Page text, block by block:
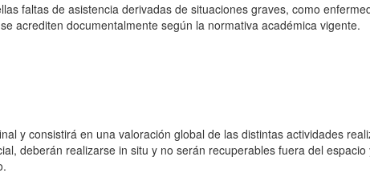
faltas de asistencia derivadas de situaciones graves, como
acrediten documentalmente según la normativa académica vigente.
y consistirá en una valoración global de las distintas actividades
deberán realizarse in situ y no serán recuperables fuera del